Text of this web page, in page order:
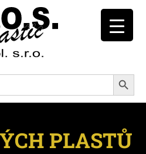
Search Button
PLASTŮ